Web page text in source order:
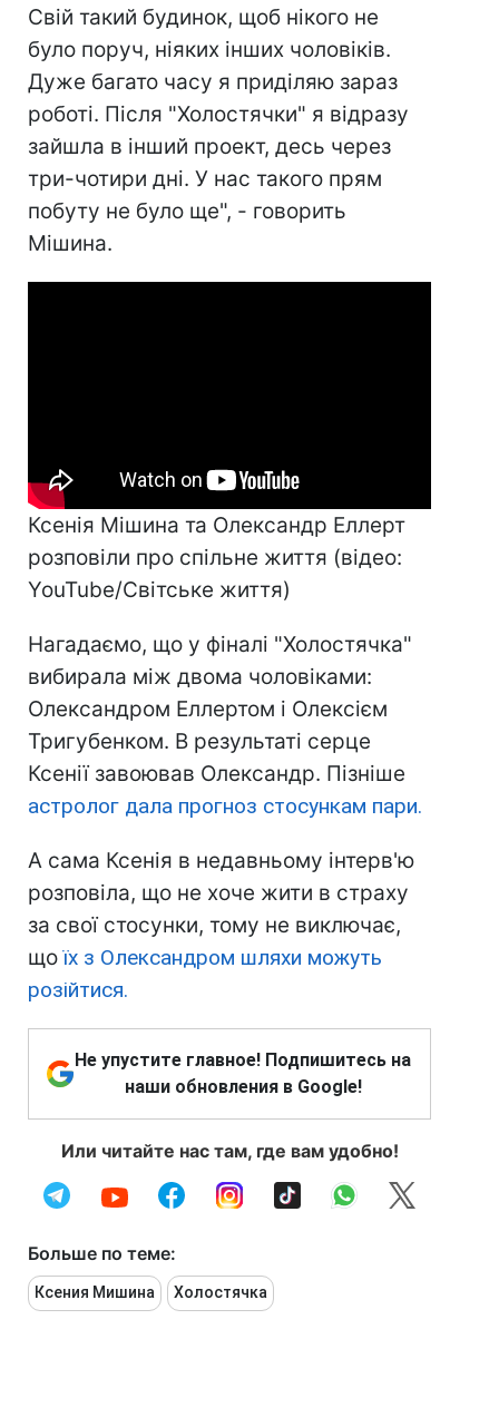
Свій такий будинок, щоб нікого не
було поруч, ніяких інших чоловіків.
Дуже багато часу я приділяю зараз
роботі. Після "Холостячки" я відразу
зайшла в інший проект, десь через
три-чотири дні. У нас такого прям
побуту не було ще", - говорить
Мішина.
Ксенія Мішина та Олександр Еллерт
розповіли про спільне життя (відео:
YouTube/Світське життя)
Нагадаємо, що у фіналі "Холостячка"
вибирала між двома чоловіками:
Олександром Еллертом і Олексієм
Тригубенком. В результаті серце
Ксенії завоював Олександр. Пізніше
астролог дала прогноз стосункам пари.
А сама Ксенія в недавньому інтерв'ю
розповіла, що не хоче жити в страху
за свої стосунки, тому не виключає,
щоїх з Олександром шляхи можуть
розійтися.
Не упустите главное! Подпишитесь на
наши обновления в Google!
Или читайте нас там, где вам удобно!
Больше по теме:
Ксения Мишина Холостячка